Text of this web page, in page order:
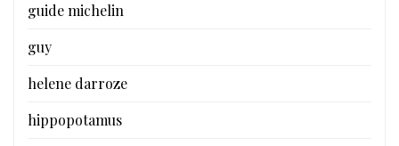
guide michelin
guy
helene darroze
hippopotamus